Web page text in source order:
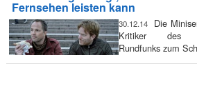
Fernsehen leisten kann
30.12.14
Die
Kritiker des
Rundfunks zum